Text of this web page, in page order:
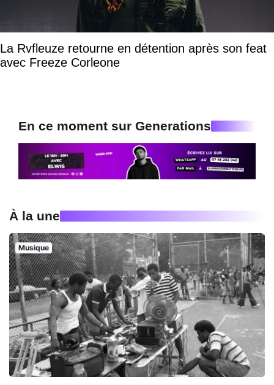
La Rvfleuze retourne en détention après son feat
avec Freeze Corleone
En ce moment sur Generations
À la une
Musique